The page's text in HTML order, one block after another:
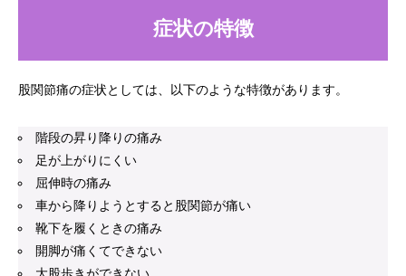
症状の特徴
股関節痛の症状としては、以下のような特徴があります。
階段の昇り降りの痛み
足が上がりにくい
屈伸時の痛み
車から降りようとすると股関節が痛い
靴下を履くときの痛み
開脚が痛くてできない